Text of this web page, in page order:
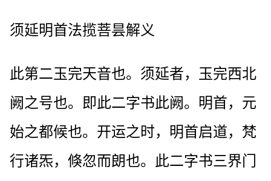
须延明首法揽菩昙解义
此第二玉完天音也。须延者，玉完西北
阙之号也。即此二字书此阙。明首，元
始之都候也。开运之时，明首启道，梵
行诸炁，倏忽而朗也。此二字书三界门